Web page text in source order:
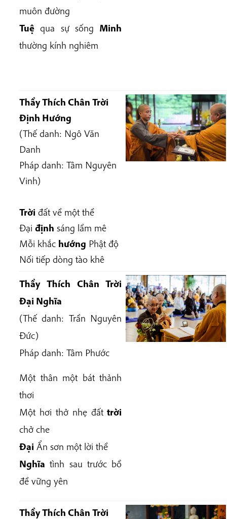
muôn đường
Tuệ qua sự sống Minh
thường kính nghiêm
Thầy Thích Chân Trời
Định Hướng
(Thế danh: Ngô Văn
Danh
Pháp danh: Tâm Nguyên
Vinh)
Trời đất về một thề
Đại định sáng lầm mê
Mỗi khắc hướng Phật độ
Nối tiếp dòng tào khê
Thầy Thích Chân Trời
Đại Nghĩa
(Thế danh: Trần Nguyên
Đức)
Pháp danh: Tâm Phước
Một thân một bát thảnh
thơi
Một hơi thở nhẹ đấttrời
chở che
Đại Ẩn sơn một lời thề
Nghĩa tình sau trước bồ
đề vững yên
Thầy Thích Chân Trời